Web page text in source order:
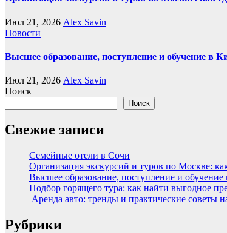
Июл 21, 2026 Alex Savin
Новости
Высшее образование, поступление и обучение в
Июл 21, 2026 Alex Savin
Поиск
Поиск
Свежие записи
Семейные отели в Сочи
Организация экскурсий и туров по Москве:
Высшее образование, поступление и обучение
Подбор горящего тура: как найти выгодное
Аренда авто: тренды и практические советы
Рубрики